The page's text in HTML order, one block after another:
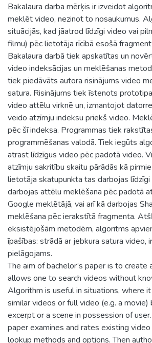
Bakalaura darba mērķis ir izveidot
meklēt video, nezinot to nosaukumus.
situācijās, kad jāatrod līdzīgi video vai
filmu) pēc lietotāja rīcībā esošā
Bakalaura darbā tiek apskatītas un
video indeksācijas un meklēšanas
tiek piedāvāts autora risinājums video
satura. Risinājums tiek īstenots
video attēlu virknē un, izmantojot
veido atzīmju indeksu priekš video.
pēc šī indeksa. Programmas tiek
programmēšanas valodā. Tiek iegūts
atrast līdzīgus video pēc padotā video.
atzīmju sakritību skaitu pārādās kā
lietotāja skatupunkta tas darbojas līdzīgi
darbojas attēlu meklēšana pēc padotā
Google meklētājā, vai arī kā darbojas
meklēšana pēc ierakstītā fragmenta.
eksistējošām metodēm, algoritms
īpašības: strādā ar jebkura satura video,
pielāgojams.
The aim of bachelor’s paper is to create
allows one to search videos without
Algorithm is useful in situations, where
similar videos or full video (e.g. a movie)
excerpt or a scene in possession of
paper examines and rates existing video
lookup methods and options. Then